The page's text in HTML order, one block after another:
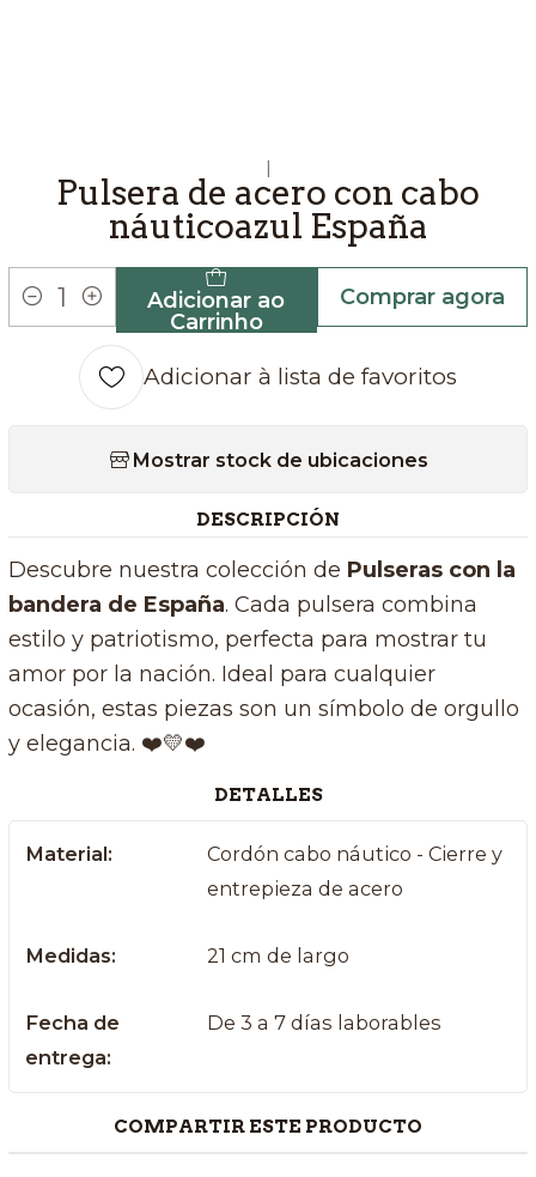
|
Pulsera de acero con cabo
náuticoazul España
Quantidade
Adicionar ao
Carrinho
Comprar agora
Adicionar à lista de favoritos
Mostrar stock de ubicaciones
DESCRIPCIÓN
Descubre nuestra colección de Pulseras con la
bandera de España. Cada pulsera combina
estilo y patriotismo, perfecta para mostrar tu
amor por la nación. Ideal para cualquier
ocasión, estas piezas son un símbolo de orgullo
y elegancia. ❤️💛❤️
DETALLES
Material:
Cordón cabo náutico - Cierre y
entrepieza de acero
Medidas: 21 cm de largo
Fecha de
entrega:
De 3 a 7 días laborables
COMPARTIR ESTE PRODUCTO